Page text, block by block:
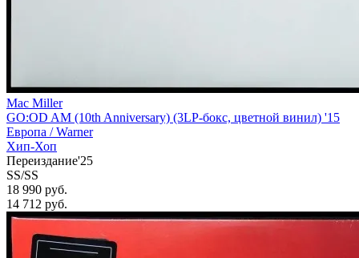
Mac Miller
GO:OD AM (10th Anniversary) (3LP-бокс, цветной винил) '15
Европа /Warner
Хип-Хоп
Переиздание'25
SS/SS
18 990 руб.
14 712 руб.